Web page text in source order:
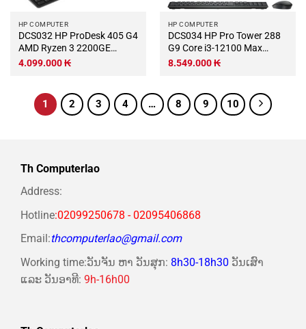
HP COMPUTER
DCS032 HP ProDesk 405 G4
AMD Ryzen 3 2200GE
3.1Ghz Turbo 3.4Ghz RAM
(Không có màn hình)
4.099.000₭
HP COMPUTER
DCS034 HP Pro Tower 288
G9 Core i3-12100 Max
Turbo 4.3Ghz RAM DDR4
hình)
8.549.000₭
1 2 3 4 … 8 9 10
Th Computerlao
Address:
Hotline:02099250678 - 02095406868
Email:thcomputerlao@gmail.com
Working time:ວັນຈັນ ຫາ ວັນສຸກ: 8h30-18h30 ວັນເສົາ
ແລະ ວັນອາທີ: 9h-16h00